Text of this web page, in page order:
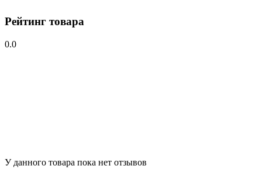
Рейтинг товара
0.0
У данного товара пока нет отзывов